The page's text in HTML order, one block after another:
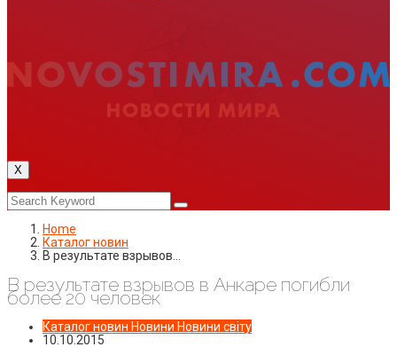
X
Home
Каталог новин
В результате взрывов…
В результате взрывов в Анкаре погибли
более 20 человек
Каталог новин Новини Новини світу
10.10.2015